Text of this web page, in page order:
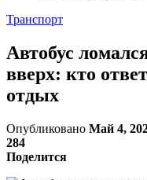
Транспорт
Автобус
вверх: кто
отдых
Опубликовано Май 4,
284
Поделится